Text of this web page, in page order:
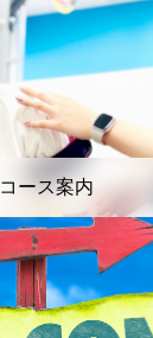
コース案内